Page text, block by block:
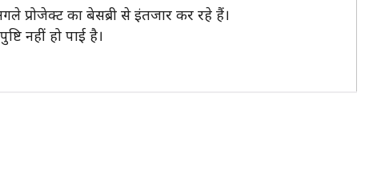
का बेसब्री से इंतजार कर रहे हैं।
नहीं हो पाई है।